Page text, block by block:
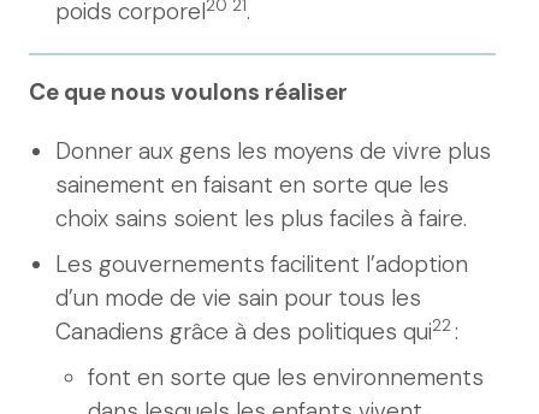
poids corporel20 21.
Ce que nous voulons réaliser
Donner aux gens les moyens de vivre plus
sainement en faisant en sorte que les
choix sains soient les plus faciles à faire.
Les gouvernements facilitent l’adoption
d’un mode de vie sain pour tous les
Canadiens grâce à des politiques qui22 :
font en sorte que les environnements